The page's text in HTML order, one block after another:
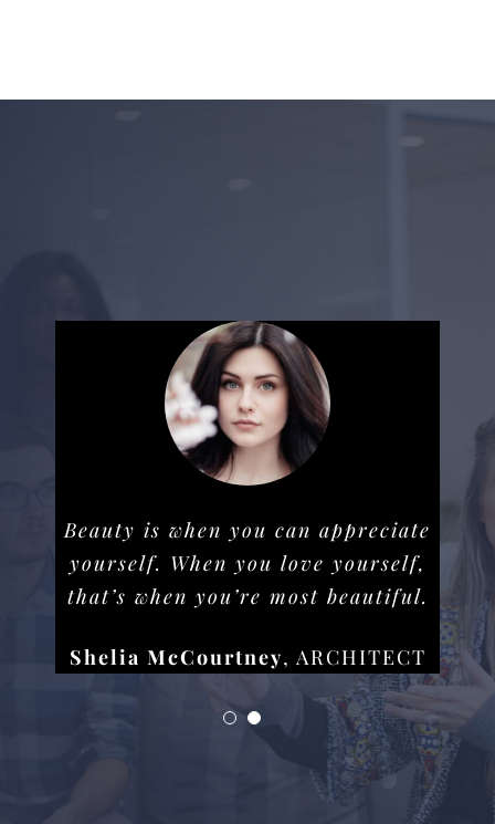
Beauty is when you can appreciate
yourself. When you love yourself,
that’s when you’re most beautiful.
Shelia McCourtney, ARCHITECT